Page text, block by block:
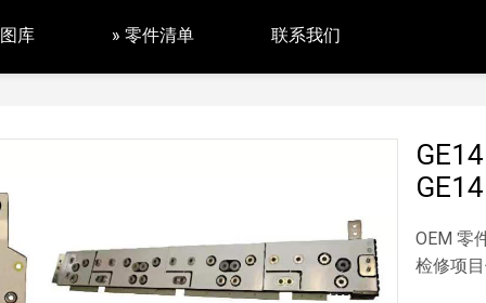
图库 » 零件清单 联系我们
OEM 零
检修项